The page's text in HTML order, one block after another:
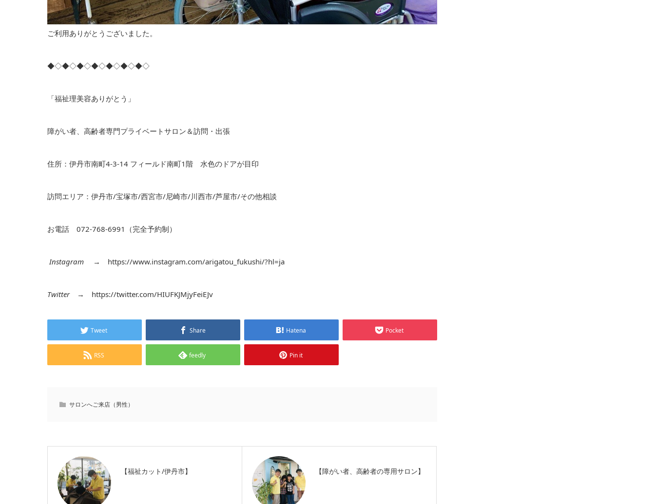
ご利用ありがとうございました。
◆◇◆◇◆◇◆◇◆◇◆◇◆◇
「福祉理美容ありがとう」
障がい者、高齢者専門プライベートサロン＆訪問・出張
住所：伊丹市南町4-3-14 フィールド南町1階 水色のドアが目印
訪問エリア：伊丹市/宝塚市/西宮市/尼崎市/川西市/芦屋市/その他相談
お電話 072-768-6991（完全予約制）
Instagram → https://www.instagram.com/arigatou_fukushi/?hl=ja
Twitter→ https://twitter.com/HIUFKJMjyFeiEJv
Tweet Share Hatena Pocket
RSS feedly Pin it
サロンへご来店（男性）
【福祉カット/伊丹市】 【障がい者、高齢者の専用サロン】